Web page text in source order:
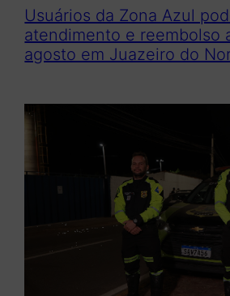
Usuários da Zona Azul
atendimento e reembolso
agosto em Juazeiro do